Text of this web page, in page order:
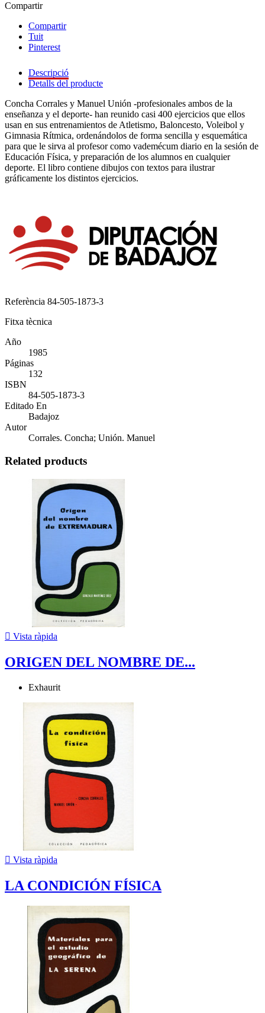
Compartir
Compartir
Tuit
Pinterest
Descripció
Detalls del producte
Concha Corrales y Manuel Unión -profesionales ambos de la
enseñanza y el deporte- han reunido casi 400 ejercicios que ellos
usan en sus entrenamientos de Atletismo, Baloncesto, Voleibol y
Gimnasia Rítmica, ordenándolos de forma sencilla y esquemática
para que le sirva al profesor como vademécum diario en la sesión de
Educación Física, y preparación de los alumnos en cualquier
deporte. El libro contiene dibujos con textos para ilustrar
gráficamente los distintos ejercicios.
Referència 84-505-1873-3
Fitxa tècnica
Año
1985
Páginas
132
ISBN
84-505-1873-3
Editado En
Badajoz
Autor
Corrales. Concha; Unión. Manuel
Related products
 Vista ràpida
ORIGEN DEL NOMBRE DE...
Exhaurit
 Vista ràpida
LA CONDICIÓN FÍSICA